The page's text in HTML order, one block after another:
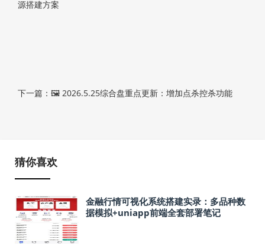
源搭建方案
下一篇：🖼 2026.5.25综合盘重点更新：增加点杀控杀功能
猜你喜欢
金融行情可视化系统搭建实录：多品种数
据模拟+uniapp前端全套部署笔记